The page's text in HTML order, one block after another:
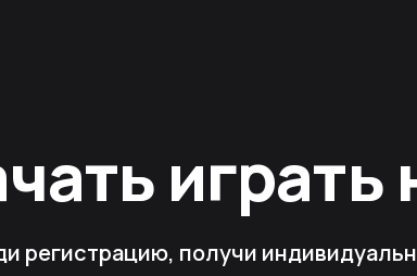
регистрацию, получи